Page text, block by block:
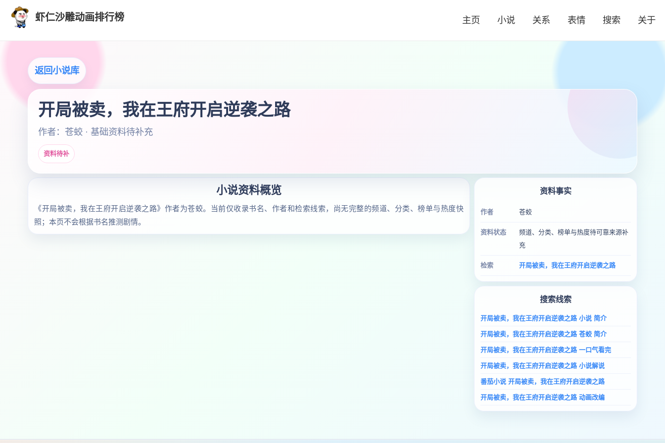
虾仁沙雕动画排行榜 主页 小说 关系 表情 搜索 关于
返回小说库
开局被卖，我在王府开启逆袭之路
作者：苍蛟 · 基础资料待补充
资料待补
小说资料概览
《开局被卖，我在王府开启逆袭之路》作者为苍蛟。当前仅收录书名、作者和检索线索，尚无完整的频道、分类、榜单与热度快
照；本页不会根据书名推测剧情。
资料事实
作者 苍蛟
资料状态
频道、分类、榜单与热度待可靠来源补
充
检索 开局被卖，我在王府开启逆袭之路
搜索线索
开局被卖，我在王府开启逆袭之路 小说 简介
开局被卖，我在王府开启逆袭之路 苍蛟 简介
开局被卖，我在王府开启逆袭之路 一口气看完
开局被卖，我在王府开启逆袭之路 小说解说
番茄小说 开局被卖，我在王府开启逆袭之路
开局被卖，我在王府开启逆袭之路 动画改编